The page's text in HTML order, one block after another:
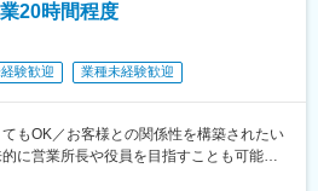
20時間程度
験歓迎 業種未経験歓迎
てもOK／お客様との関係性を構築されたい
に営業所長や役員を目指すことも可能／